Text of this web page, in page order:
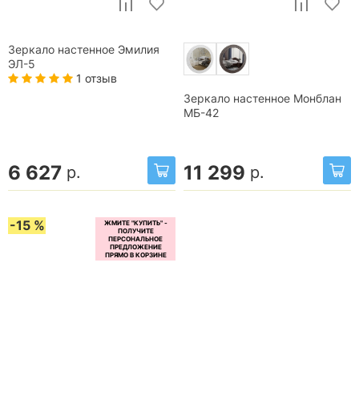
Зеркало настенное Эмилия
ЭЛ-5
1 отзыв
6 627 р.
Зеркало настенное Монблан
МБ-42
11 299 р.
-15 %